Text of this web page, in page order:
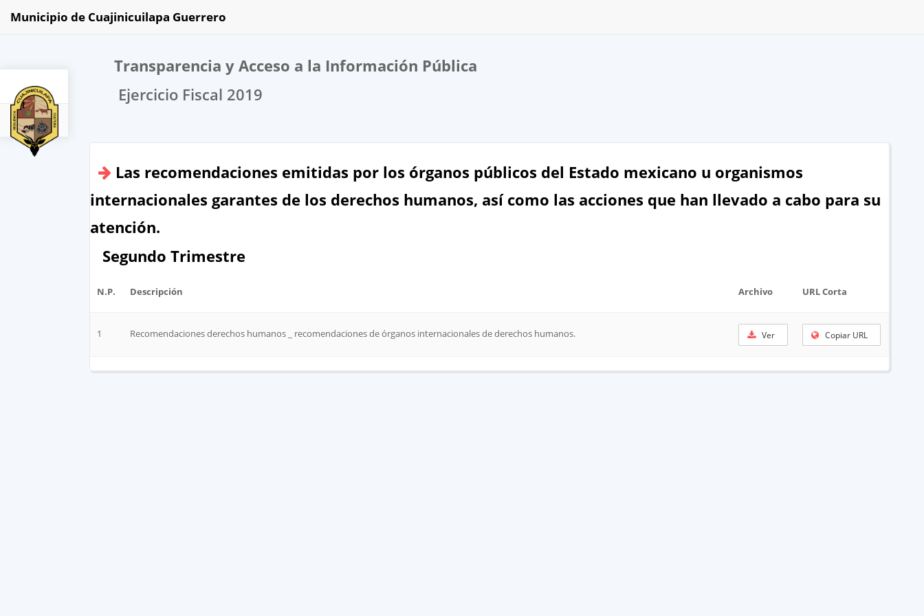
2019
Municipio de Cuajinicuilapa Guerrero
Transparencia y Acceso a la Información Pública
Ejercicio Fiscal 2019
Las recomendaciones emitidas por los órganos públicos del Estado mexicano u organismos
internacionales garantes de los derechos humanos, así como las acciones que han llevado a cabo para su
atención.
Segundo Trimestre
N.P. Descripción Archivo URL Corta
1 Recomendaciones derechos humanos _ recomendaciones de órganos internacionales de derechos humanos. Ver Copiar URL